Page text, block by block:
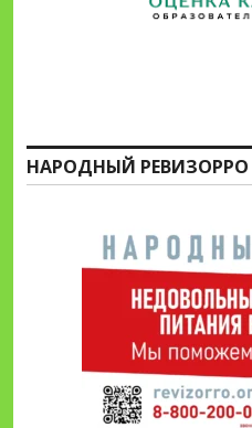
НАРОДНЫЙ РЕВИЗОРРО